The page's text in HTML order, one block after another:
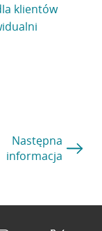
klientów
Następna
informacja